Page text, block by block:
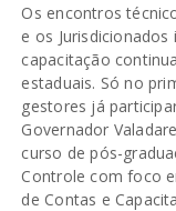
Os encontros
e os
capacitação
estaduais. Só no
gestores já
Governador
curso de pós-
Controle com foco
de Contas e